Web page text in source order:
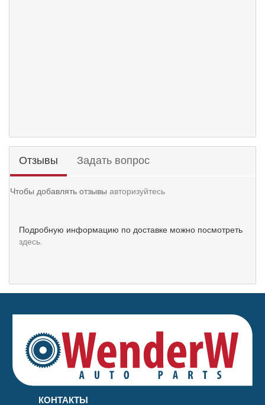
Отзывы Задать вопрос
Чтобы добавлять отзывы авторизуйтесь
Подробную информацию по доставке можно посмотреть
здесь.
КОНТАКТЫ